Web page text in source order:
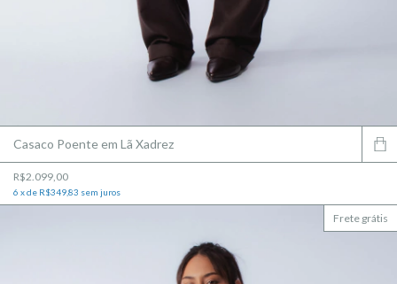
Casaco Poente em Lã Xadrez
R$2.099,00
6 xde R$349,83 sem juros
Frete grátis